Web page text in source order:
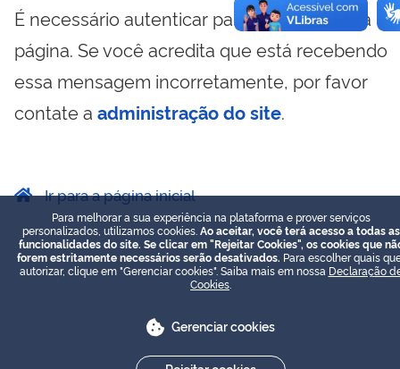
É necessário autenticar para visualizar essa
página. Se você acredita que está recebendo
essa mensagem incorretamente, por favor
contate a administração do site.
Ir para a página inicial
Para melhorar a sua experiência na plataforma e prover serviços
personalizados, utilizamos cookies. Ao aceitar, você terá acesso a todas as
funcionalidades do site. Se clicar em "Rejeitar Cookies", os cookies que
forem estritamente necessários serão desativados. Para escolher quais
autorizar, clique em "Gerenciar cookies". Saiba mais em nossa Declaração
Cookies
Gerenciar cookies